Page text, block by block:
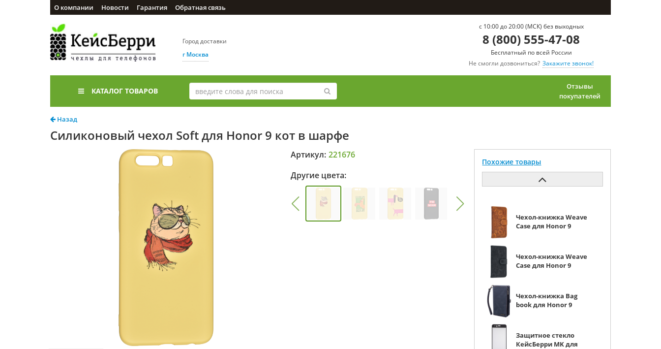
О компании Новости Гарантия Обратная связь
Город доставки
г Москва
c 10:00 до 20:00 (МСК) без выходных
8 (800) 555-47-08
Бесплатный по всей России
Не смогли дозвониться? Закажите звонок!
КАТАЛОГ ТОВАРОВ
Отзывы
покупателей
Назад
Силиконовый чехол Soft для Honor 9 кот в шарфе
Артикул: 221676
Другие цвета:
Похожие товары
Чехол-книжка Weave
Case для Honor 9
Чехол-книжка Weave
Case для Honor 9
Чехол-книжка Bag
book для Honor 9
Защитное стекло
КейсБерри MK для